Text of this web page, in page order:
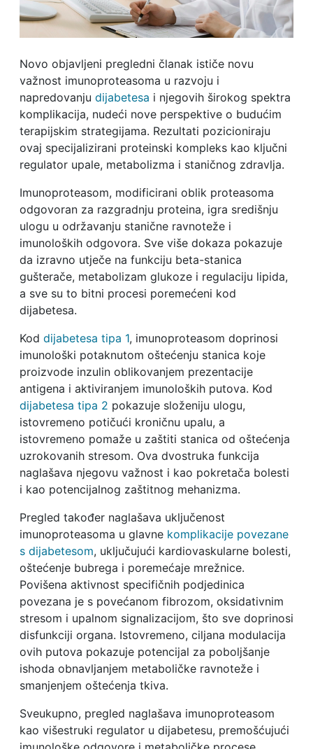
Novo objavljeni pregledni članak ističe novu
važnost imunoproteasoma u razvoju i
napredovanju dijabetesa i njegovih širokog spektra
komplikacija, nudeći nove perspektive o budućim
terapijskim strategijama. Rezultati pozicioniraju
ovaj specijalizirani proteinski kompleks kao ključni
regulator upale, metabolizma i staničnog zdravlja.
Imunoproteasom, modificirani oblik proteasoma
odgovoran za razgradnju proteina, igra središnju
ulogu u održavanju stanične ravnoteže i
imunoloških odgovora. Sve više dokaza pokazuje
da izravno utječe na funkciju beta-stanica
gušterače, metabolizam glukoze i regulaciju lipida,
a sve su to bitni procesi poremećeni kod
dijabetesa.
Kod dijabetesa tipa 1, imunoproteasom doprinosi
imunološki potaknutom oštećenju stanica koje
proizvode inzulin oblikovanjem prezentacije
antigena i aktiviranjem imunoloških putova. Kod
dijabetesa tipa 2 pokazuje složeniju ulogu,
istovremeno potičući kroničnu upalu, a
istovremeno pomaže u zaštiti stanica od oštećenja
uzrokovanih stresom. Ova dvostruka funkcija
naglašava njegovu važnost i kao pokretača bolesti
i kao potencijalnog zaštitnog mehanizma.
Pregled također naglašava uključenost
imunoproteasoma u glavne komplikacije povezane
s dijabetesom, uključujući kardiovaskularne bolesti,
oštećenje bubrega i poremećaje mrežnice.
Povišena aktivnost specifičnih podjedinica
povezana je s povećanom fibrozom, oksidativnim
stresom i upalnom signalizacijom, što sve doprinosi
disfunkciji organa. Istovremeno, ciljana modulacija
ovih putova pokazuje potencijal za poboljšanje
ishoda obnavljanjem metaboličke ravnoteže i
smanjenjem oštećenja tkiva.
Sveukupno, pregled naglašava imunoproteasom
kao višestruki regulator u dijabetesu, premošćujući